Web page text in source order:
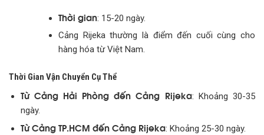
Thời gian: 15-20 ngày.
Cảng Rijeka thường là điểm đến cuối cùng cho
hàng hóa từ Việt Nam.
Thời Gian Vận Chuyển Cụ Thể
Từ Cảng Hải Phòng đến Cảng Rijeka: Khoảng 30-35
ngày.
Từ Cảng TP.HCM đến Cảng Rijeka: Khoảng 25-30 ngày.